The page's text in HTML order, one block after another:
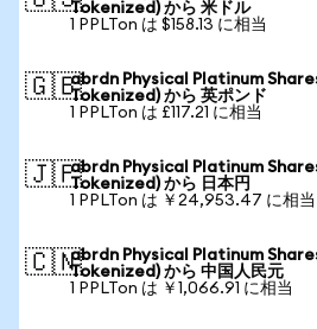
Tokenized) から 米ドル
1 PPLTon は $158.13 に相当
🇬🇧abrdn Physical Platinum
Tokenized) から 英ポンド
1 PPLTon は £117.21 に相当
🇯🇵abrdn Physical Platinum
Tokenized) から 日本円
1 PPLTon は ￥24,953.47 に相当
🇨🇳abrdn Physical Platinum
Tokenized) から 中国人民元
1 PPLTon は ￥1,066.91 に相当